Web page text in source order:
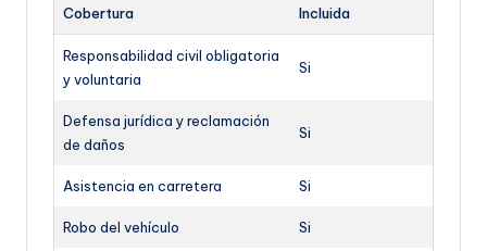
Cobertura Incluida
Responsabilidad civil obligatoria
y voluntaria
Si
Defensa jurídica y reclamación
de daños
Si
Asistencia en carretera Si
Robo del vehículo Si